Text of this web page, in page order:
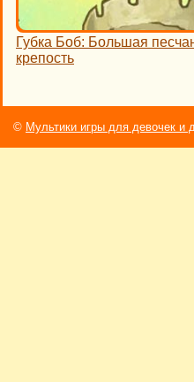
Губка Боб: Большая
крепость
© Мультики игры для девочек и